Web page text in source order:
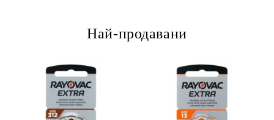
Най-продавани